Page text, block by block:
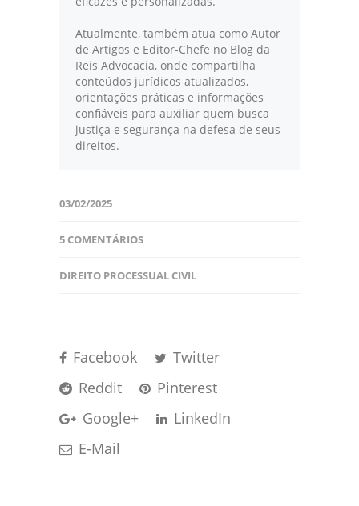
Atualmente, também atua como Autor
de Artigos e Editor-Chefe no Blog da
Reis Advocacia, onde compartilha
conteúdos jurídicos atualizados,
orientações práticas e informações
confiáveis para auxiliar quem busca
justiça e segurança na defesa de seus
direitos.
03/02/2025
5 COMENTÁRIOS
DIREITO PROCESSUAL CIVIL
Facebook
Twitter
Reddit
Pinterest
Google+
LinkedIn
E-Mail